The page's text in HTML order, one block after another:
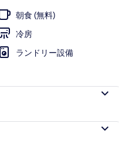
朝食 (無料)
冷房
ランドリー設備